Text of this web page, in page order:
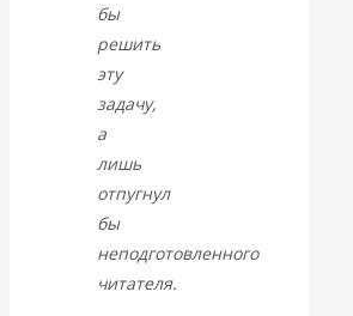
Валентин
Катасонов.
«Мировые
ростовщики»:
вчера и сегодня
бы
решить
эту
задачу,
а
лишь
отпугнул
бы
неподготовленного
читателя.